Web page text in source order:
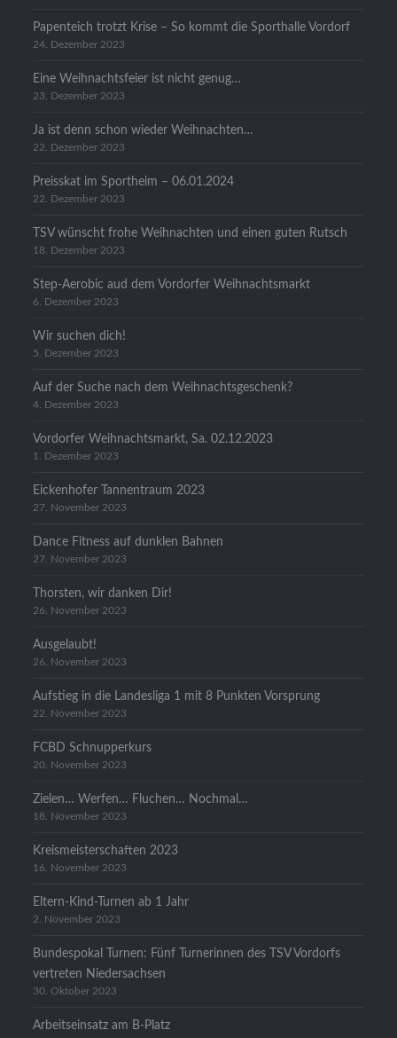
Papenteich trotzt Krise – So kommt die Sporthalle Vordorf
24. Dezember 2023
Eine Weihnachtsfeier ist nicht genug…
23. Dezember 2023
Ja ist denn schon wieder Weihnachten…
22. Dezember 2023
Preisskat im Sportheim – 06.01.2024
22. Dezember 2023
TSV wünscht frohe Weihnachten und einen guten Rutsch
18. Dezember 2023
Step-Aerobic aud dem Vordorfer Weihnachtsmarkt
6. Dezember 2023
Wir suchen dich!
5. Dezember 2023
Auf der Suche nach dem Weihnachtsgeschenk?
4. Dezember 2023
Vordorfer Weihnachtsmarkt, Sa. 02.12.2023
1. Dezember 2023
Eickenhofer Tannentraum 2023
27. November 2023
Dance Fitness auf dunklen Bahnen
27. November 2023
Thorsten, wir danken Dir!
26. November 2023
Ausgelaubt!
26. November 2023
Aufstieg in die Landesliga 1 mit 8 Punkten Vorsprung
22. November 2023
FCBD Schnupperkurs
20. November 2023
Zielen… Werfen… Fluchen… Nochmal…
18. November 2023
Kreismeisterschaften 2023
16. November 2023
Eltern-Kind-Turnen ab 1 Jahr
2. November 2023
Bundespokal Turnen: Fünf Turnerinnen des TSV Vordorfs
vertreten Niedersachsen
30. Oktober 2023
Arbeitseinsatz am B-Platz